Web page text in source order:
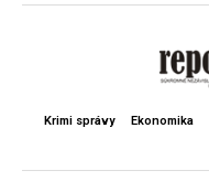
Krimi správy Ekonomika